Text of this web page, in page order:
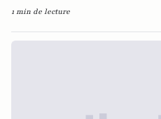
1 min de lecture